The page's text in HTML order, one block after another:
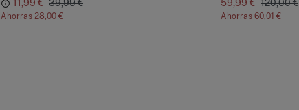
11,99 € 39,99 €
Ahorras 28,00 €
59,99 € 120,00 €
Ahorras 60,01 €